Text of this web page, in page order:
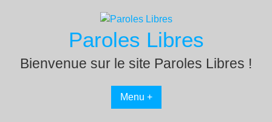
Paroles Libres
Bienvenue sur le site Paroles Libres !
Menu +